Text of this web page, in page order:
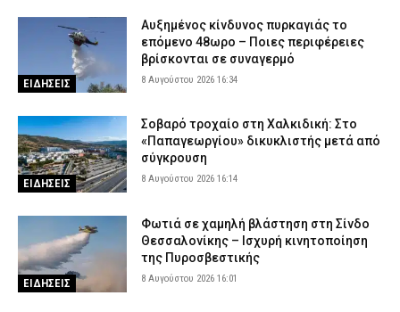
ΕΙΔΗΣΕΙΣ
Αυξημένος κίνδυνος πυρκαγιάς το
επόμενο 48ωρο – Ποιες περιφέρειες
βρίσκονται σε συναγερμό
8 Αυγούστου 2026 16:34
ΕΙΔΗΣΕΙΣ
Σοβαρό τροχαίο στη Χαλκιδική: Στο
«Παπαγεωργίου» δικυκλιστής μετά από
σύγκρουση
8 Αυγούστου 2026 16:14
ΕΙΔΗΣΕΙΣ
Φωτιά σε χαμηλή βλάστηση στη Σίνδο
Θεσσαλονίκης – Ισχυρή κινητοποίηση
της Πυροσβεστικής
8 Αυγούστου 2026 16:01